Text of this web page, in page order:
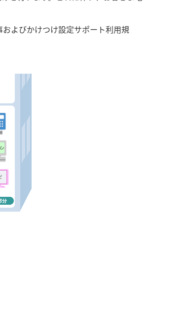
よびかけつけ設定サポート利用規